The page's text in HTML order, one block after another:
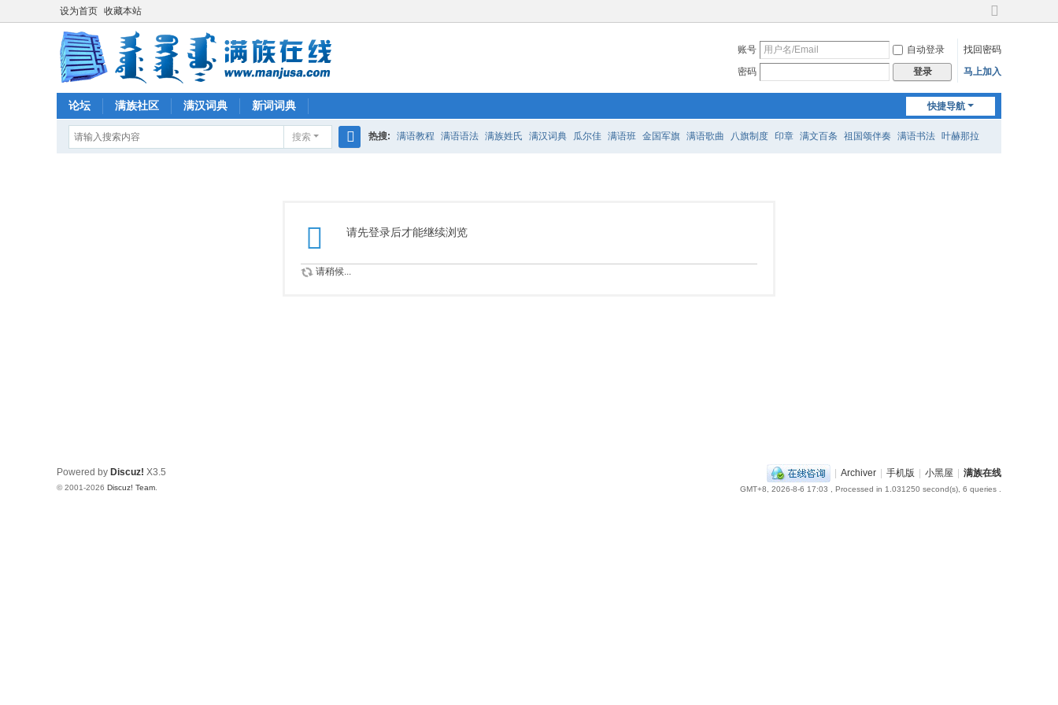
设为首页 收藏本站
切
到
宽
账号 自动登录
找回密码
密码
登录 马上加入
快捷导航
论坛 满族社区 满汉词典 新词词典
搜索 热搜: 满语教程 满语语法 满族姓氏 满汉词典 瓜尔佳 满语班 金国军旗 满语歌曲 八旗制度 印章 满文百条 祖国颂伴奏 满语书法 叶赫那拉
请先登录后才能继续浏览
请稍候...
| Archiver | 手机版 | 小黑屋 | 满族在线
GMT+8, 2026-8-6 17:03 , Processed in 1.031250 second(s), 6 queries .
Powered by Discuz! X3.5
© 2001-2026 Discuz! Team